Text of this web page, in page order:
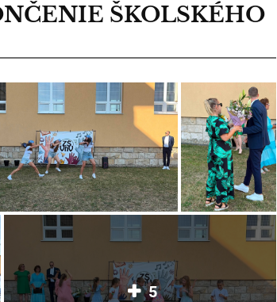
ŠKOLSKÉHO
5